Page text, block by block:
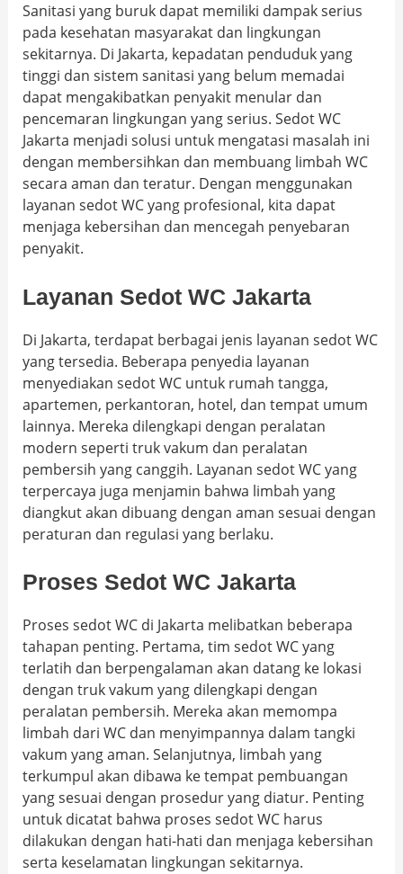
Sanitasi yang buruk dapat memiliki dampak serius
pada kesehatan masyarakat dan lingkungan
sekitarnya. Di Jakarta, kepadatan penduduk yang
tinggi dan sistem sanitasi yang belum memadai
dapat mengakibatkan penyakit menular dan
pencemaran lingkungan yang serius. Sedot WC
Jakarta menjadi solusi untuk mengatasi masalah ini
dengan membersihkan dan membuang limbah WC
secara aman dan teratur. Dengan menggunakan
layanan sedot WC yang profesional, kita dapat
menjaga kebersihan dan mencegah penyebaran
penyakit.
Layanan Sedot WC Jakarta
Di Jakarta, terdapat berbagai jenis layanan sedot WC
yang tersedia. Beberapa penyedia layanan
menyediakan sedot WC untuk rumah tangga,
apartemen, perkantoran, hotel, dan tempat umum
lainnya. Mereka dilengkapi dengan peralatan
modern seperti truk vakum dan peralatan
pembersih yang canggih. Layanan sedot WC yang
terpercaya juga menjamin bahwa limbah yang
diangkut akan dibuang dengan aman sesuai dengan
peraturan dan regulasi yang berlaku.
Proses Sedot WC Jakarta
Proses sedot WC di Jakarta melibatkan beberapa
tahapan penting. Pertama, tim sedot WC yang
terlatih dan berpengalaman akan datang ke lokasi
dengan truk vakum yang dilengkapi dengan
peralatan pembersih. Mereka akan memompa
limbah dari WC dan menyimpannya dalam tangki
vakum yang aman. Selanjutnya, limbah yang
terkumpul akan dibawa ke tempat pembuangan
yang sesuai dengan prosedur yang diatur. Penting
untuk dicatat bahwa proses sedot WC harus
dilakukan dengan hati-hati dan menjaga kebersihan
serta keselamatan lingkungan sekitarnya.